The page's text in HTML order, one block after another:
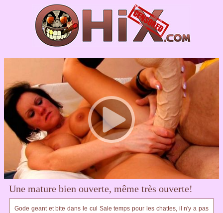
Une mature bien ouverte, même très ouverte!
Gode geant et bite dans le cul Sale temps pour les chattes, il n'y a pas